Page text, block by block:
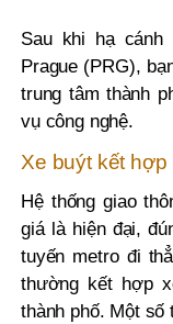
Sau khi hạ cánh
Prague (PRG),
trung tâm thành
vụ công nghệ.
Xe buýt kết hợp
Hệ thống giao
giá là hiện đại,
tuyến metro đi
thường kết hợp
thành phố. Một số